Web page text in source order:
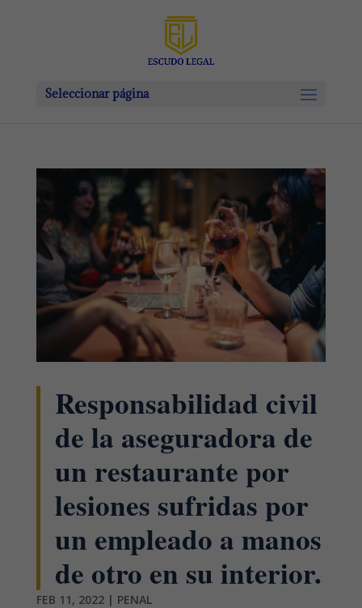
Seleccionar página
Responsabilidad civil
de la aseguradora de
un restaurante por
lesiones sufridas por
un empleado a manos
de otro en su interior.
FEB 11, 2022| PENAL